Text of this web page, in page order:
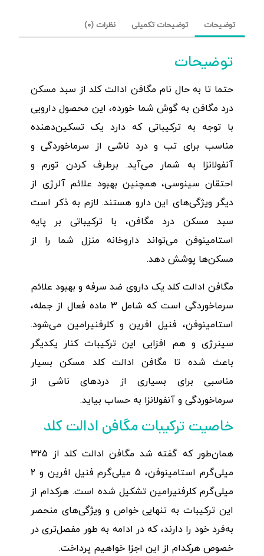
توضیحات توضیحات تکمیلی نظرات (0)
توضیحات
حتما تا به حال نام مگافن ادالت کلد از سبد مسکن
درد مگافن به گوش شما خورده، این محصول دارویی
با توجه به ترکیباتی که دارد یک تسکین‌دهنده
مناسب برای تب و درد ناشی از سرماخوردگی و
آنفولانزا به شمار می‌آید. برطرف کردن تورم و
احتقان سینوسی، همچنین بهبود علائم آلرژی از
دیگر ویژگی‌های این دارو هستند. لازم به ذکر است
سبد مسکن درد مگافن، با ترکیباتی بر پایه
استامینوفن می‌تواند داروخانه منزل شما را از
مسکن‌ها پوشش دهد.
مگافن ادالت کلد یک داروی ضد سرفه و بهبود علائم
سرماخوردگی است که شامل 3 ماده فعال از جمله،
استامینوفن، فنیل افرین و کلرفنیرامین می‌شود.
سینرژی و هم افزایی این ترکیبات کنار یکدیگر
باعث شده تا مگافن ادالت کلد مسکن بسیار
مناسبی برای بسیاری از دردهای ناشی از
سرماخوردگی و آنفولانزا به حساب بیاید.
خاصیت ترکیبات مگافن ادالت کلد
همان‌طور که گفته شد مگافن ادالت کلد از 325
میلی‌گرم استامینوفن، 5 میلی‌گرم فنیل افرین و 2
میلی‌گرم کلرفنیرامین تشکیل شده است. هرکدام از
این ترکیبات به تنهایی خواص و ویژگی‌های منحصر
به‌فرد خود را دارند، که در ادامه به طور مفصل‌تری در
خصوص هرکدام از این اجزا خواهیم پرداخت.